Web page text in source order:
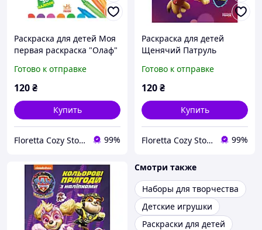
Раскраска для детей Моя
первая раскраска "Олаф"
Готово к отправке
120₴
Купить
Floretta Cozy Store 99%
Раскраска для детей
Щенячий Патруль
Готово к отправке
120₴
Купить
Floretta Cozy Store 99%
Смотри также
Наборы для творчества
Детские игрушки
Раскраски для детей